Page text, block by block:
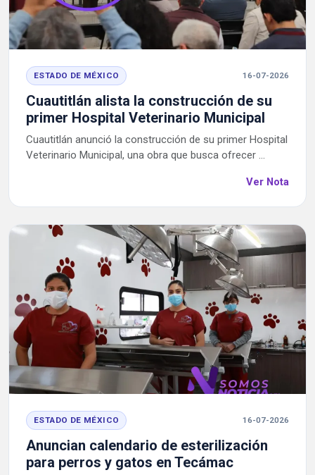
ESTADO DE MÉXICO 16-07-2026
Cuautitlán alista la construcción de su
primer Hospital Veterinario Municipal
Cuautitlán anunció la construcción de su primer Hospital
Veterinario Municipal, una obra que busca ofrecer ...
Ver Nota
ESTADO DE MÉXICO 16-07-2026
Anuncian calendario de esterilización
para perros y gatos en Tecámac